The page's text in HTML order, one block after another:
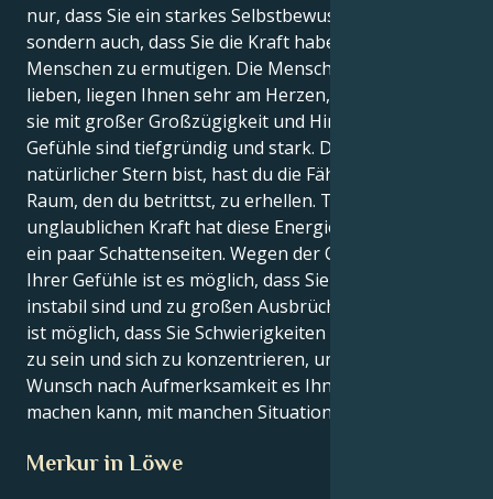
nur, dass Sie ein starkes Selbstbewusstsein haben,
sondern auch, dass Sie die Kraft haben, andere
Menschen zu ermutigen. Die Menschen, die Sie
lieben, liegen Ihnen sehr am Herzen, und Sie lieben
sie mit großer Großzügigkeit und Hingabe. Deine
Gefühle sind tiefgründig und stark. Da du ein
natürlicher Stern bist, hast du die Fähigkeit, jeden
Raum, den du betrittst, zu erhellen. Trotz ihrer
unglaublichen Kraft hat diese Energie jedoch auch
ein paar Schattenseiten. Wegen der Oberflächlichkeit
Ihrer Gefühle ist es möglich, dass Sie emotional
instabil sind und zu großen Ausbrüchen neigen. Es
ist möglich, dass Sie Schwierigkeiten haben, geduldig
zu sein und sich zu konzentrieren, und dass Ihr
Wunsch nach Aufmerksamkeit es Ihnen schwer
machen kann, mit manchen Situationen umzugehen.
Merkur in Löwe